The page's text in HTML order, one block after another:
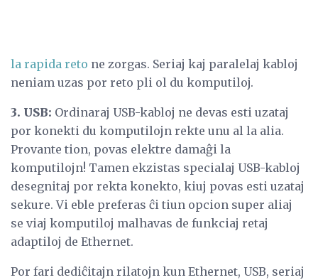
la rapida reto ne zorgas. Seriaj kaj paralelaj kabloj
neniam uzas por reto pli ol du komputiloj.
3. USB: Ordinaraj USB-kabloj ne devas esti uzataj
por konekti du komputilojn rekte unu al la alia.
Provante tion, povas elektre damaĝi la
komputilojn! Tamen ekzistas specialaj USB-kabloj
desegnitaj por rekta konekto, kiuj povas esti uzataj
sekure. Vi eble preferas ĉi tiun opcion super aliaj
se viaj komputiloj malhavas de funkciaj retaj
adaptiloj de Ethernet.
Por fari dediĉitajn rilatojn kun Ethernet, USB, seriaj